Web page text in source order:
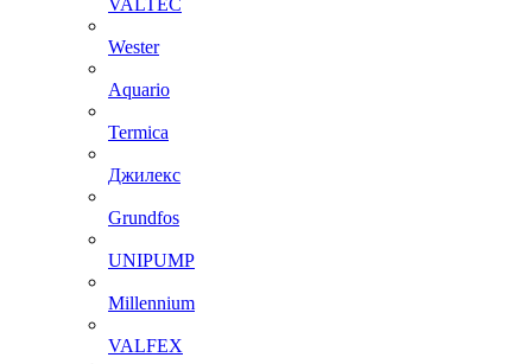
VALTEC
Wester
Aquario
Termica
Джилекс
Grundfos
UNIPUMP
Millennium
VALFEX